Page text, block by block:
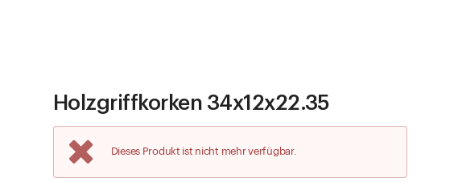
Zu den Merklisten
Holzgriffkorken 34x12x22.35
Dieses Produkt ist nicht mehr verfügbar.